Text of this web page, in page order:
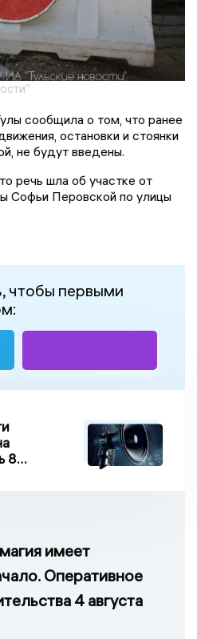
сообщила о том, что ранее
остановки и стоянки
не будут введены.
речь шла об участке от
Софьи Перовской по улицы
чтобы первыми
8
имеет
Оперативное
4 августа